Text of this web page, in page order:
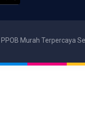
Murah Terpercaya